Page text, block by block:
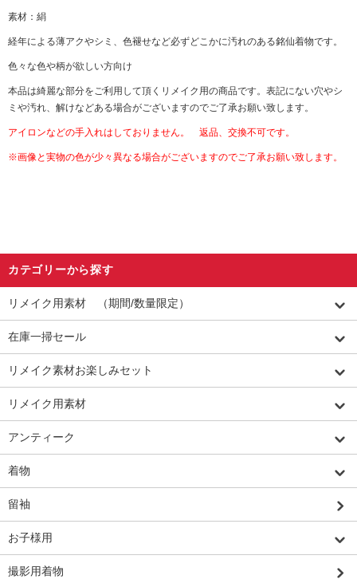
素材：絹
経年による薄アクやシミ、色褪せなど必ずどこかに汚れのある銘仙着物です。
色々な色や柄が欲しい方向け
本品は綺麗な部分をご利用して頂くリメイク用の商品です。表記にない穴やシ
ミや汚れ、解けなどある場合がございますのでご了承お願い致します。
アイロンなどの手入れはしておりません。 返品、交換不可です。
※画像と実物の色が少々異なる場合がございますのでご了承お願い致します。
カテゴリーから探す
リメイク用素材 （期間/数量限定）
在庫一掃セール
リメイク素材お楽しみセット
リメイク用素材
アンティーク
着物
留袖
お子様用
撮影用着物